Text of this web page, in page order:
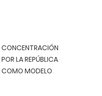
CONCENTRACIÓN
POR LA REPÚBLICA
COMO MODELO